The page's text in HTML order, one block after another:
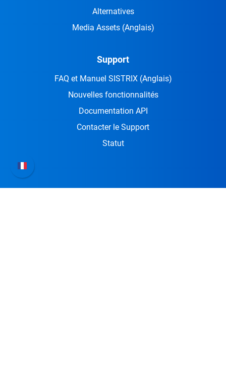
Alternatives
Media Assets (Anglais)
Support
FAQ et Manuel SISTRIX (Anglais)
Nouvelles fonctionnalités
Documentation API
Contacter le Support
Statut